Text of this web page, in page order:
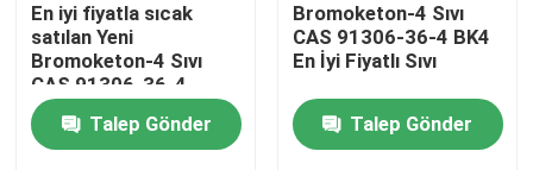
En iyi fiyatla sıcak
satılan Yeni
Bromoketon-4 Sıvı
CAS 91306-36-4
Talep Gönder
Bromoketon-4 Sıvı
CAS 91306-36-4 BK4
En İyi Fiyatlı Sıvı
Talep Gönder